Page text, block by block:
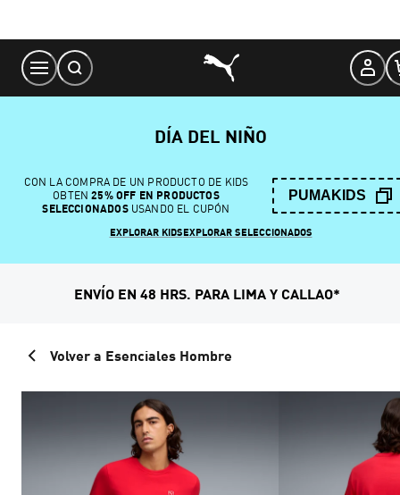
Content
DÍA DEL NIÑO
CON LA COMPRA DE UN PRODUCTO DE KIDS
OBTEN 25% OFF EN PRODUCTOS
SELECCIONADOSUSANDO EL CUPÓN
PUMAKIDS
EXPLORAR KIDSEXPLORAR SELECCIONADOS
ENVÍO EN 48 HRS. PARA LIMA Y CALLAO*
Volver a Esenciales Hombre